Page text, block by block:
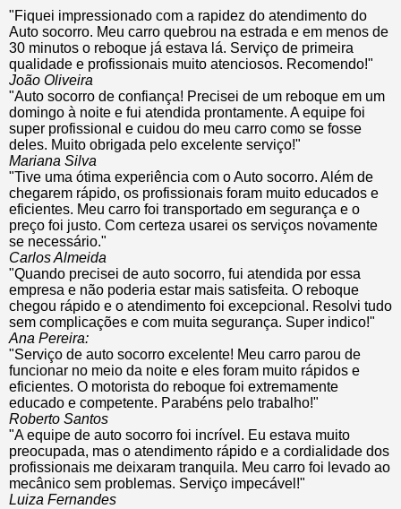
"Fiquei impressionado com a rapidez do atendimento do
Auto socorro. Meu carro quebrou na estrada e em menos de
30 minutos o reboque já estava lá. Serviço de primeira
qualidade e profissionais muito atenciosos. Recomendo!"
João Oliveira
"Auto socorro de confiança! Precisei de um reboque em um
domingo à noite e fui atendida prontamente. A equipe foi
super profissional e cuidou do meu carro como se fosse
deles. Muito obrigada pelo excelente serviço!"
Mariana Silva
"Tive uma ótima experiência com o Auto socorro. Além de
chegarem rápido, os profissionais foram muito educados e
eficientes. Meu carro foi transportado em segurança e o
preço foi justo. Com certeza usarei os serviços novamente
se necessário."
Carlos Almeida
"Quando precisei de auto socorro, fui atendida por essa
empresa e não poderia estar mais satisfeita. O reboque
chegou rápido e o atendimento foi excepcional. Resolvi tudo
sem complicações e com muita segurança. Super indico!"
Ana Pereira:
"Serviço de auto socorro excelente! Meu carro parou de
funcionar no meio da noite e eles foram muito rápidos e
eficientes. O motorista do reboque foi extremamente
educado e competente. Parabéns pelo trabalho!"
Roberto Santos
"A equipe de auto socorro foi incrível. Eu estava muito
preocupada, mas o atendimento rápido e a cordialidade dos
profissionais me deixaram tranquila. Meu carro foi levado ao
mecânico sem problemas. Serviço impecável!"
Luiza Fernandes